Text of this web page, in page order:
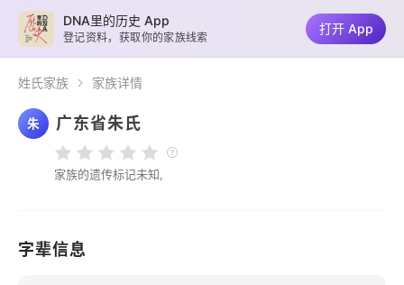
姓氏家族 家族详情
朱 广东省朱氏
家族的遗传标记未知,
字辈信息
DNA里的历史 App
登记资料，获取你的家族线索
打开 App